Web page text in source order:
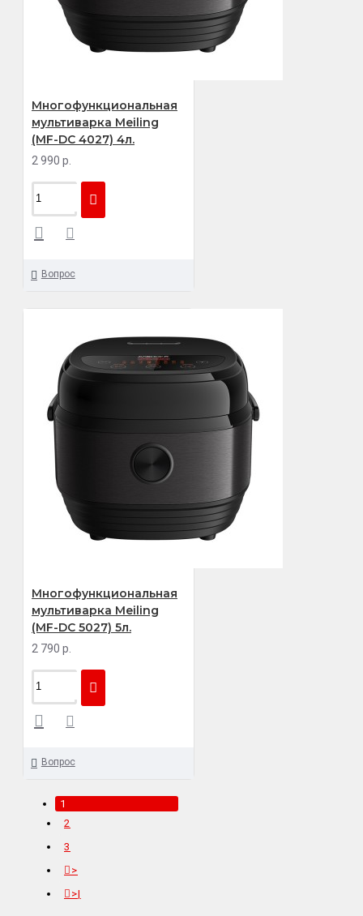
Многофункциональная
мультиварка Meiling
(MF-DC 4027) 4л.
2 990 р.
Вопрос
Многофункциональная
мультиварка Meiling
(MF-DC 5027) 5л.
2 790 р.
Вопрос
1
2
3
>
>|